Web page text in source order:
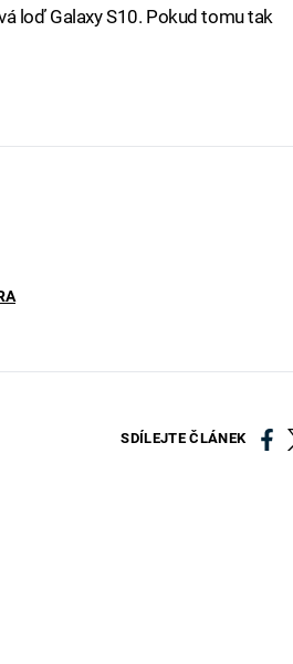
loď Galaxy S10. Pokud tomu tak
SDÍLEJTE ČLÁNEK